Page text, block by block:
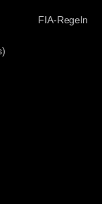
FIA-Regeln